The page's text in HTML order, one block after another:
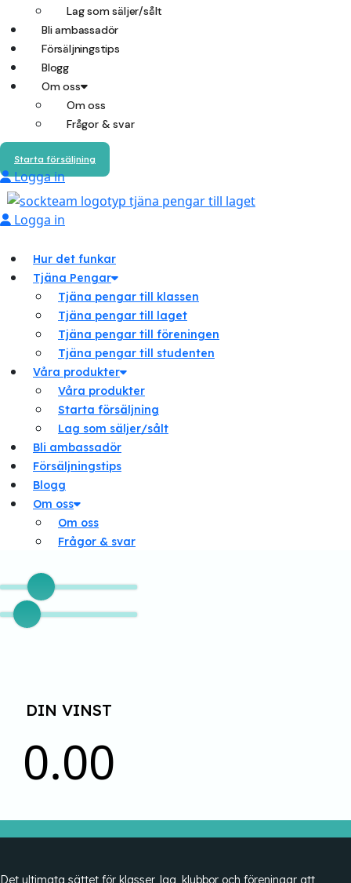
Lag som säljer/sålt
Bli ambassadör
Försäljningstips
Blogg
Om oss
Om oss
Frågor & svar
Starta försäljning
Logga in
Logga in
Hur det funkar
Tjäna Pengar
Tjäna pengar till klassen
Tjäna pengar till laget
Tjäna pengar till föreningen
Tjäna pengar till studenten
Våra produkter
Våra produkter
Starta försäljning
Lag som säljer/sålt
Bli ambassadör
Försäljningstips
Blogg
Om oss
Om oss
Frågor & svar
DIN VINST
0.00
Det ultimata sättet för klasser, lag, klubbor och föreningar att